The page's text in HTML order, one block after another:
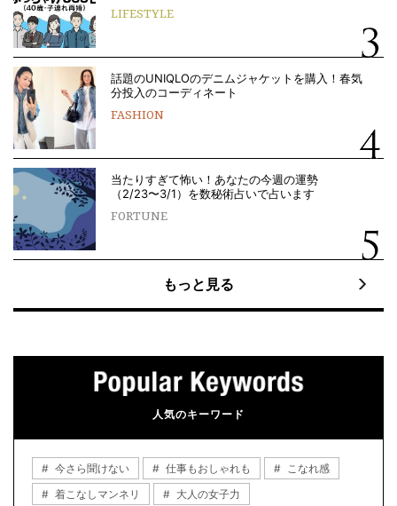
LIFESTYLE
話題のUNIQLOのデニムジャケットを購入！春気
分投入のコーディネート
FASHION
当たりすぎて怖い！あなたの今週の運勢
（2/23〜3/1）を数秘術占いで占います
FORTUNE
もっと見る
人気のキーワード
今さら聞けない 仕事もおしゃれも
こなれ感
着こなしマンネリ
大人の女子力